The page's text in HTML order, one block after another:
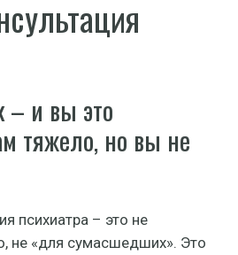
– и вы это
тяжело, но вы не
психиатра – это не
не «для сумасшедших». Это